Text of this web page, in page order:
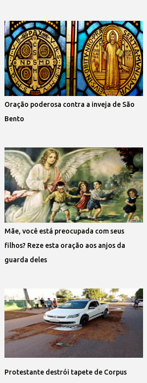
Oração poderosa contra a inveja de São
Bento
Mãe, você está preocupada com seus
filhos? Reze esta oração aos anjos da
guarda deles
Protestante destrói tapete de Corpus